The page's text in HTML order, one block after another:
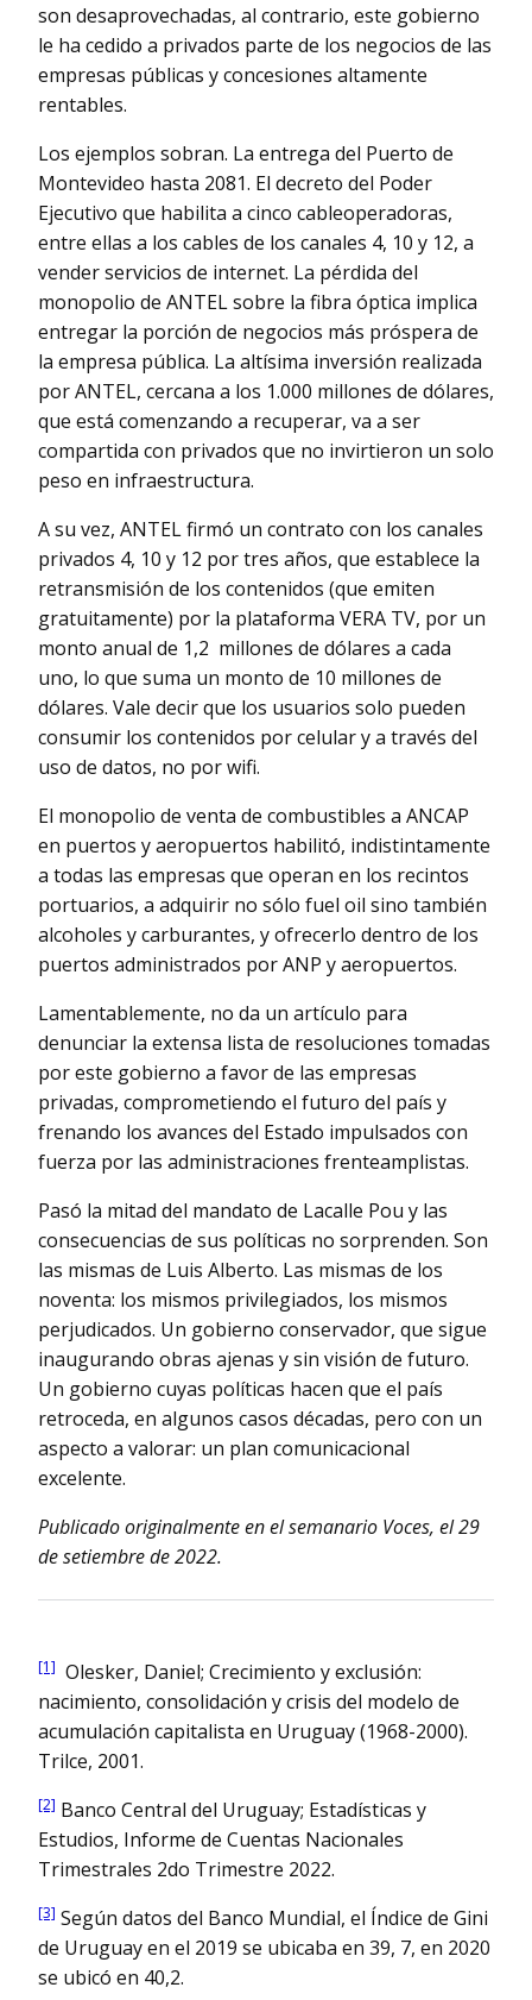
son desaprovechadas, al contrario, este gobierno
le ha cedido a privados parte de los negocios de las
empresas públicas y concesiones altamente
rentables.
Los ejemplos sobran. La entrega del Puerto de
Montevideo hasta 2081. El decreto del Poder
Ejecutivo que habilita a cinco cableoperadoras,
entre ellas a los cables de los canales 4, 10 y 12, a
vender servicios de internet. La pérdida del
monopolio de ANTEL sobre la fibra óptica implica
entregar la porción de negocios más próspera de
la empresa pública. La altísima inversión realizada
por ANTEL, cercana a los 1.000 millones de dólares,
que está comenzando a recuperar, va a ser
compartida con privados que no invirtieron un solo
peso en infraestructura.
A su vez, ANTEL firmó un contrato con los canales
privados 4, 10 y 12 por tres años, que establece la
retransmisión de los contenidos (que emiten
gratuitamente) por la plataforma VERA TV, por un
monto anual de 1,2 millones de dólares a cada
uno, lo que suma un monto de 10 millones de
dólares. Vale decir que los usuarios solo pueden
consumir los contenidos por celular y a través del
uso de datos, no por wifi.
El monopolio de venta de combustibles a ANCAP
en puertos y aeropuertos habilitó, indistintamente
a todas las empresas que operan en los recintos
portuarios, a adquirir no sólo fuel oil sino también
alcoholes y carburantes, y ofrecerlo dentro de los
puertos administrados por ANP y aeropuertos.
Lamentablemente, no da un artículo para
denunciar la extensa lista de resoluciones tomadas
por este gobierno a favor de las empresas
privadas, comprometiendo el futuro del país y
frenando los avances del Estado impulsados con
fuerza por las administraciones frenteamplistas.
Pasó la mitad del mandato de Lacalle Pou y las
consecuencias de sus políticas no sorprenden. Son
las mismas de Luis Alberto. Las mismas de los
noventa: los mismos privilegiados, los mismos
perjudicados. Un gobierno conservador, que sigue
inaugurando obras ajenas y sin visión de futuro.
Un gobierno cuyas políticas hacen que el país
retroceda, en algunos casos décadas, pero con un
aspecto a valorar: un plan comunicacional
excelente.
Publicado originalmente en el semanario Voces, el 29
de setiembre de 2022.
[1] Olesker, Daniel; Crecimiento y exclusión:
nacimiento, consolidación y crisis del modelo de
acumulación capitalista en Uruguay (1968-2000).
Trilce, 2001.
[2] Banco Central del Uruguay; Estadísticas y
Estudios, Informe de Cuentas Nacionales
Trimestrales 2do Trimestre 2022.
[3] Según datos del Banco Mundial, el Índice de Gini
de Uruguay en el 2019 se ubicaba en 39, 7, en 2020
se ubicó en 40,2.